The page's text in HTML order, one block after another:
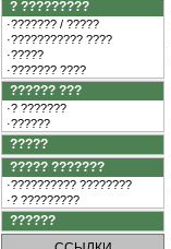
? ?????????
·??????? / ?????
·??????????? ????
·?????
·??????? ????
?????? ???
·? ???????
·??????
?????
????? ???????
·?????????? ????????
·? ?????????
??????